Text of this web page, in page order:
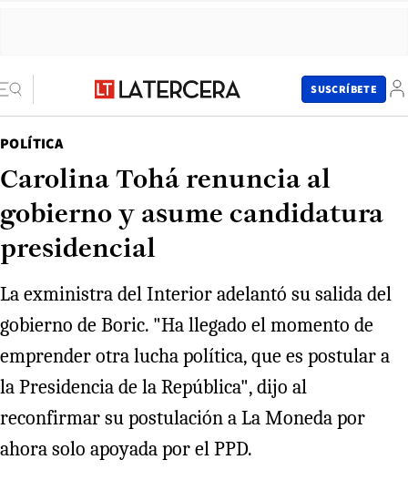
SUSCRÍBETE
POLÍTICA
Carolina Tohá renuncia al
gobierno y asume candidatura
presidencial
La exministra del Interior adelantó su salida del
gobierno de Boric. "Ha llegado el momento de
emprender otra lucha política, que es postular a
la Presidencia de la República", dijo al
reconfirmar su postulación a La Moneda por
ahora solo apoyada por el PPD.